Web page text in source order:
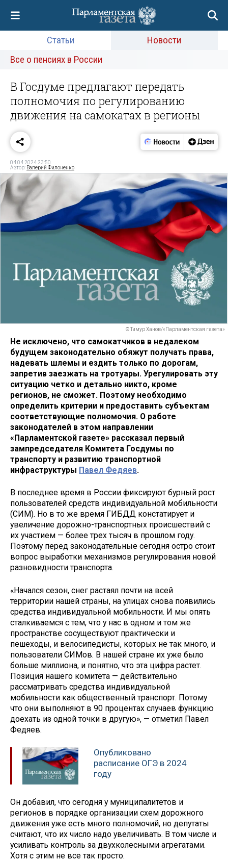
Статьи
Новости
Все о пенсиях в России
В Госдуме предлагают передать
полномочия по регулированию
движения на самокатах в регионы
04.04.2024 23:50
Автор: Валерий Филоненко
© Тимур Ханов/«Парламентская газета»
Не исключено, что самокатчиков в недалеком
будущем законодательно обяжут получать права,
надевать шлемы и ездить только по дорогам,
запретив заезжать на тротуары. Урегулировать эту
ситуацию четко и детально никто, кроме
регионов, не сможет. Поэтому необходимо
определить критерии и предоставить субъектам
соответствующие полномочия. О работе
законодателей в этом направлении
«Парламентской газете» рассказал первый
зампредседателя Комитета Госдумы по
транспорту и развитию транспортной
инфраструктуры Павел Федяев.
В последнее время в России фиксируют бурный рост
пользователей средств индивидуальной мобильности
(СИМ). Но в то же время ГИБДД констатирует и
увеличение дорожно-транспортных происшествий с
их участием — более трех тысяч в прошлом году.
Поэтому перед законодательные сегодня остро стоит
вопрос выработки механизмов регулирования новой
разновидности транспорта.
«Начался сезон, снег растаял почти на всей
территории нашей страны, на улицах снова появились
средства индивидуальной мобильности. И мы опять
сталкиваемся с тем, что у нас в одном и том же
пространстве сосуществуют практически и
пешеходы, и велосипедисты, которых не так много, и
пользователи СИМов. В нашей стране их уже было
больше миллиона, и понятно, что эта цифра растет.
Позиция нашего комитета — действительно
рассматривать средства индивидуальной
мобильности как общественный транспорт. Потому
что они выполняют в 90 процентах случаев функцию
доехать из одной точки в другую», — отметил Павел
Федяев.
Опубликовано
расписание ОГЭ в 2024
году
Он добавил, что сегодня у муниципалитетов и
регионов в порядке организации схем дорожного
движения уже есть много полномочий, но депутаты
считают, что их число надо увеличивать. В том числе и
усиливать контроль за двухколесными агрегатами.
Хотя с этим не все так просто.